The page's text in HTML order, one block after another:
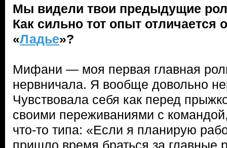
Мы видели твои предыдущие
Как сильно тот опыт отличается
«Ладье»?
Мифани — моя первая главная
нервничала. Я вообще довольно
Чувствовала себя как перед
своими переживаниями с
что-то типа: «Если я планирую
пришло время браться за главные